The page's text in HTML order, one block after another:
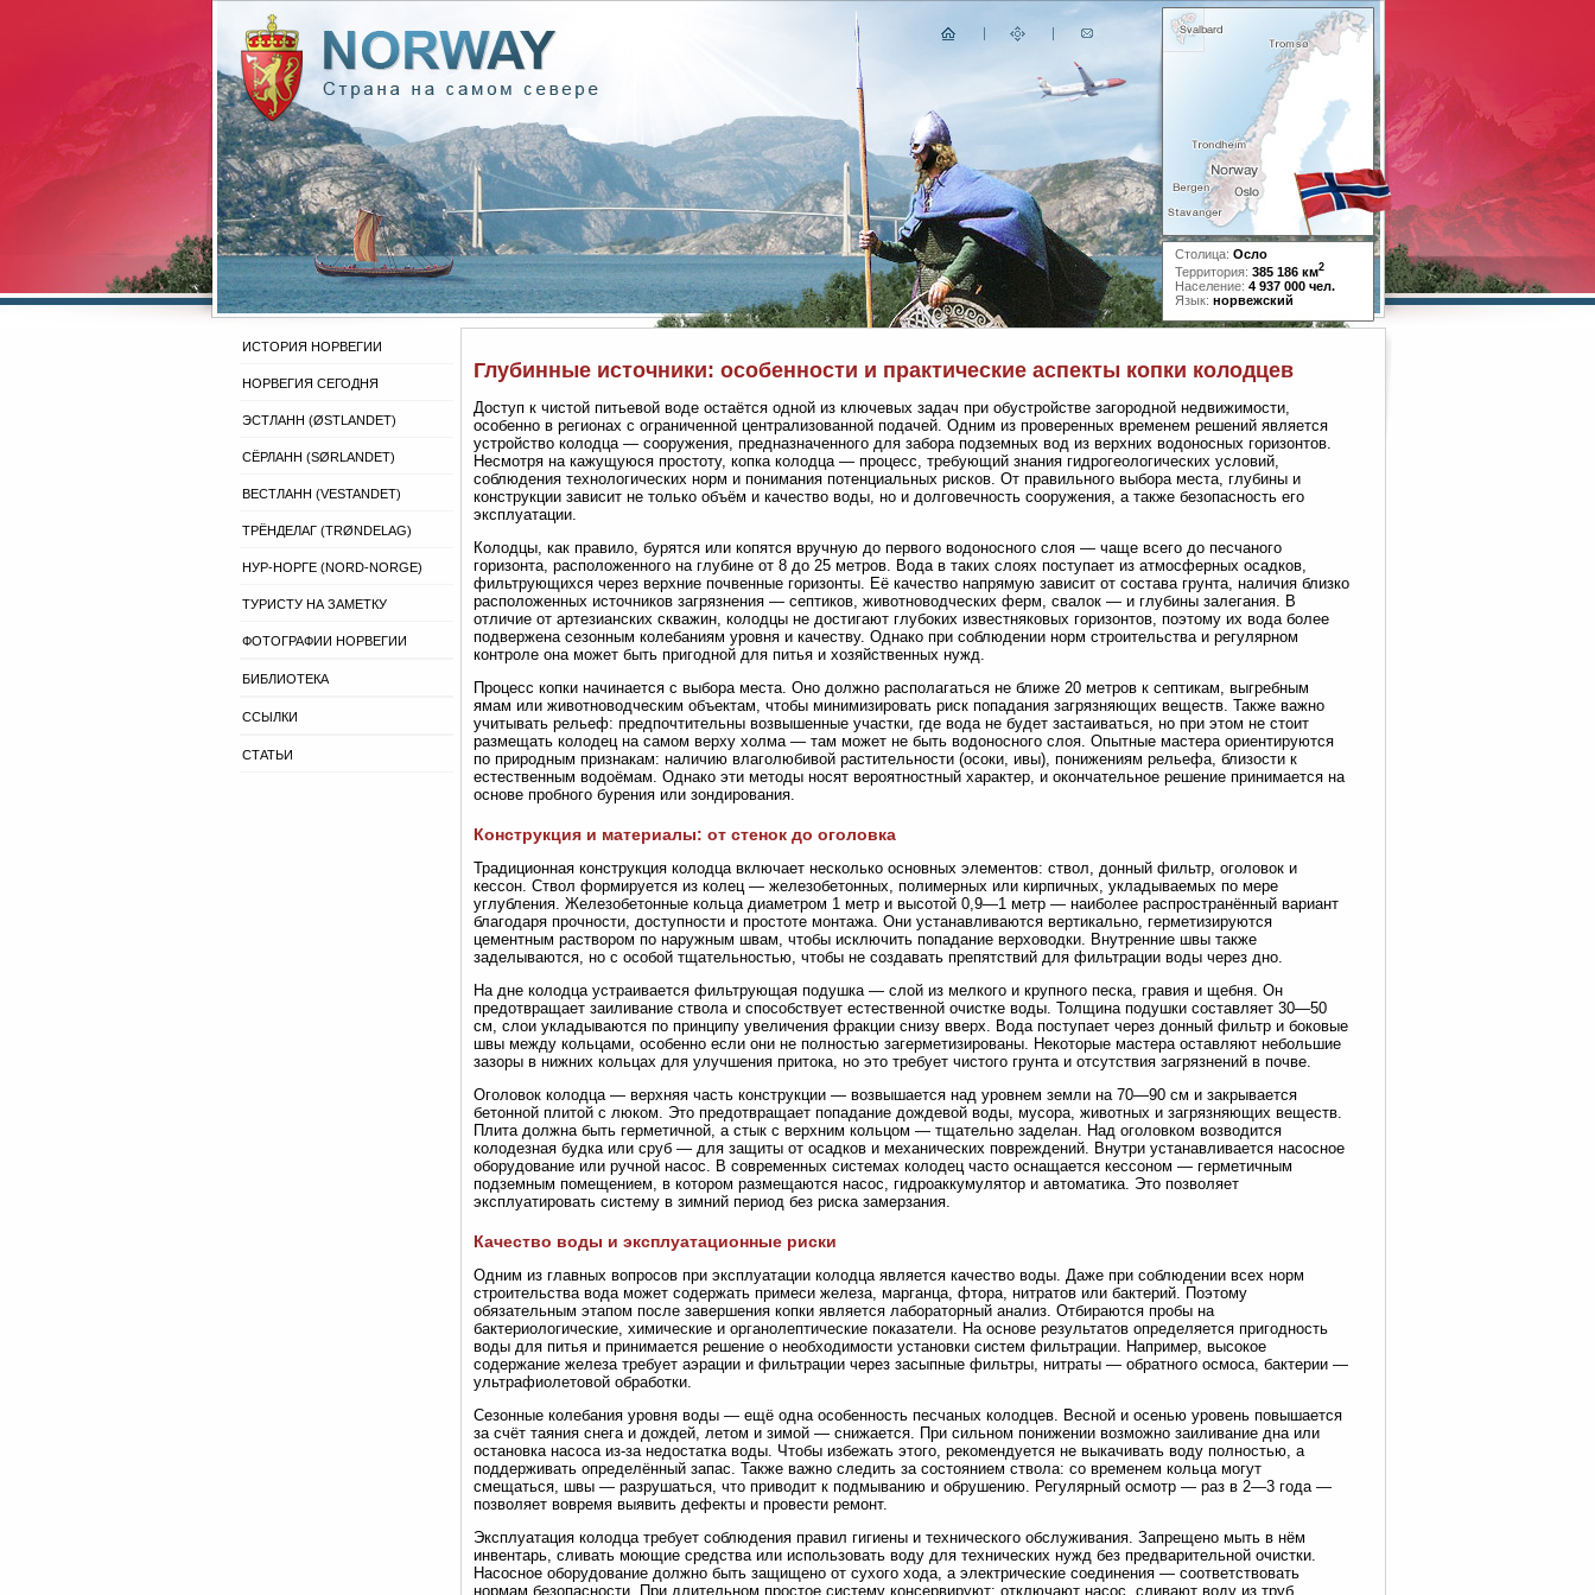
Столица: Осло
Территория: 385 186 км2
Население: 4 937 000 чел.
Язык: норвежский
ИСТОРИЯ НОРВЕГИИ
НОРВЕГИЯ СЕГОДНЯ
ЭСТЛАНН (ØSTLANDET)
СЁРЛАНН (SØRLANDET)
ВЕСТЛАНН (VESTANDET)
ТРЁНДЕЛАГ (TRØNDELAG)
НУР-НОРГЕ (NORD-NORGE)
ТУРИСТУ НА ЗАМЕТКУ
ФОТОГРАФИИ НОРВЕГИИ
БИБЛИОТЕКА
ССЫЛКИ
СТАТЬИ
Глубинные источники: особенности и практические аспекты копки колодцев
Доступ к чистой питьевой воде остаётся одной из ключевых задач при обустройстве загородной недвижимости,
особенно в регионах с ограниченной централизованной подачей. Одним из проверенных временем решений является
устройство колодца — сооружения, предназначенного для забора подземных вод из верхних водоносных горизонтов.
Несмотря на кажущуюся простоту, копка колодца — процесс, требующий знания гидрогеологических условий,
соблюдения технологических норм и понимания потенциальных рисков. От правильного выбора места, глубины и
конструкции зависит не только объём и качество воды, но и долговечность сооружения, а также безопасность его
эксплуатации.
Колодцы, как правило, бурятся или копятся вручную до первого водоносного слоя — чаще всего до песчаного
горизонта, расположенного на глубине от 8 до 25 метров. Вода в таких слоях поступает из атмосферных осадков,
фильтрующихся через верхние почвенные горизонты. Её качество напрямую зависит от состава грунта, наличия близко
расположенных источников загрязнения — септиков, животноводческих ферм, свалок — и глубины залегания. В
отличие от артезианских скважин, колодцы не достигают глубоких известняковых горизонтов, поэтому их вода более
подвержена сезонным колебаниям уровня и качеству. Однако при соблюдении норм строительства и регулярном
контроле она может быть пригодной для питья и хозяйственных нужд.
Процесс копки начинается с выбора места. Оно должно располагаться не ближе 20 метров к септикам, выгребным
ямам или животноводческим объектам, чтобы минимизировать риск попадания загрязняющих веществ. Также важно
учитывать рельеф: предпочтительны возвышенные участки, где вода не будет застаиваться, но при этом не стоит
размещать колодец на самом верху холма — там может не быть водоносного слоя. Опытные мастера ориентируются
по природным признакам: наличию влаголюбивой растительности (осоки, ивы), понижениям рельефа, близости к
естественным водоёмам. Однако эти методы носят вероятностный характер, и окончательное решение принимается на
основе пробного бурения или зондирования.
Конструкция и материалы: от стенок до оголовка
Традиционная конструкция колодца включает несколько основных элементов: ствол, донный фильтр, оголовок и
кессон. Ствол формируется из колец — железобетонных, полимерных или кирпичных, укладываемых по мере
углубления. Железобетонные кольца диаметром 1 метр и высотой 0,9—1 метр — наиболее распространённый вариант
благодаря прочности, доступности и простоте монтажа. Они устанавливаются вертикально, герметизируются
цементным раствором по наружным швам, чтобы исключить попадание верховодки. Внутренние швы также
заделываются, но с особой тщательностью, чтобы не создавать препятствий для фильтрации воды через дно.
На дне колодца устраивается фильтрующая подушка — слой из мелкого и крупного песка, гравия и щебня. Он
предотвращает заиливание ствола и способствует естественной очистке воды. Толщина подушки составляет 30—50
см, слои укладываются по принципу увеличения фракции снизу вверх. Вода поступает через донный фильтр и боковые
швы между кольцами, особенно если они не полностью загерметизированы. Некоторые мастера оставляют небольшие
зазоры в нижних кольцах для улучшения притока, но это требует чистого грунта и отсутствия загрязнений в почве.
Оголовок колодца — верхняя часть конструкции — возвышается над уровнем земли на 70—90 см и закрывается
бетонной плитой с люком. Это предотвращает попадание дождевой воды, мусора, животных и загрязняющих веществ.
Плита должна быть герметичной, а стык с верхним кольцом — тщательно заделан. Над оголовком возводится
колодезная будка или сруб — для защиты от осадков и механических повреждений. Внутри устанавливается насосное
оборудование или ручной насос. В современных системах колодец часто оснащается кессоном — герметичным
подземным помещением, в котором размещаются насос, гидроаккумулятор и автоматика. Это позволяет
эксплуатировать систему в зимний период без риска замерзания.
Качество воды и эксплуатационные риски
Одним из главных вопросов при эксплуатации колодца является качество воды. Даже при соблюдении всех норм
строительства вода может содержать примеси железа, марганца, фтора, нитратов или бактерий. Поэтому
обязательным этапом после завершения копки является лабораторный анализ. Отбираются пробы на
бактериологические, химические и органолептические показатели. На основе результатов определяется пригодность
воды для питья и принимается решение о необходимости установки систем фильтрации. Например, высокое
содержание железа требует аэрации и фильтрации через засыпные фильтры, нитраты — обратного осмоса, бактерии —
ультрафиолетовой обработки.
Сезонные колебания уровня воды — ещё одна особенность песчаных колодцев. Весной и осенью уровень повышается
за счёт таяния снега и дождей, летом и зимой — снижается. При сильном понижении возможно заиливание дна или
остановка насоса из-за недостатка воды. Чтобы избежать этого, рекомендуется не выкачивать воду полностью, а
поддерживать определённый запас. Также важно следить за состоянием ствола: со временем кольца могут
смещаться, швы — разрушаться, что приводит к подмыванию и обрушению. Регулярный осмотр — раз в 2—3 года —
позволяет вовремя выявить дефекты и провести ремонт.
Эксплуатация колодца требует соблюдения правил гигиены и технического обслуживания. Запрещено мыть в нём
инвентарь, сливать моющие средства или использовать воду для технических нужд без предварительной очистки.
Насосное оборудование должно быть защищено от сухого хода, а электрические соединения — соответствовать
нормам безопасности. При длительном простое систему консервируют: отключают насос, сливают воду из труб,